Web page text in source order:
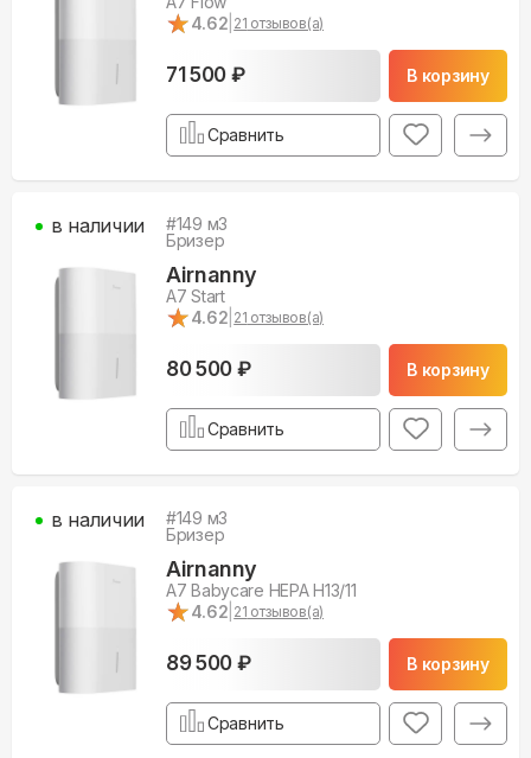
★
★4.62 21 отзывов(а)
71 500 ₽ В корзину
Сравнить
#149 м3
Бризер
Airnanny
A7 Start
★
★4.62 21 отзывов(а)
80 500 ₽ В корзину
в наличии
Сравнить
#149 м3
Бризер
Airnanny
A7 Babycare HEPA H13/11
★
★4.62 21 отзывов(а)
89 500 ₽ В корзину
в наличии
Сравнить